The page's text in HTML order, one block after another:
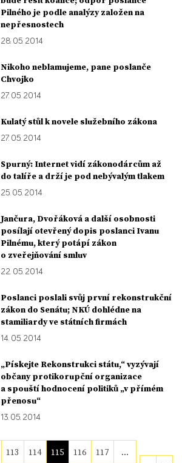
Pilného je podle analýzy založen na
nepřesnostech
28. 05. 2014
Nikoho neblamujeme, pane poslanče
Chvojko
27. 05. 2014
Kulatý stůl k novele služebního zákona
27. 05. 2014
Spurný: Internet vidí zákonodárcům až
do talíře a drží je pod nebývalým tlakem
25. 05. 2014
Jančura, Dvořáková a další osobnosti
posílají otevřený dopis poslanci Ivanu
Pilnému, který potápí zákon
o zveřejňování smluv
22. 05. 2014
Poslanci poslali svůj první rekonstrukční
zákon do Senátu; NKÚ dohlédne na
stamiliardy ve státních firmách
14. 05. 2014
„Pískejte Rekonstrukci státu,“ vyzývají
občany protikorupční organizace
a spouští hodnocení politiků „v přímém
přenosu“
13. 05. 2014
113 114 115 116 117 …